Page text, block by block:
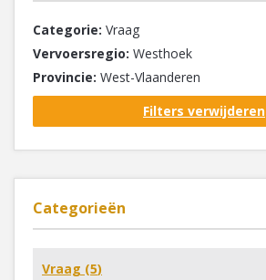
Categorie: Vraag
Vervoersregio: Westhoek
Provincie: West-Vlaanderen
Filters verwijderen
Categorieën
Vraag (5)